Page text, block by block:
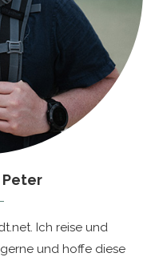
Peter
Ich reise und
und hoffe diese